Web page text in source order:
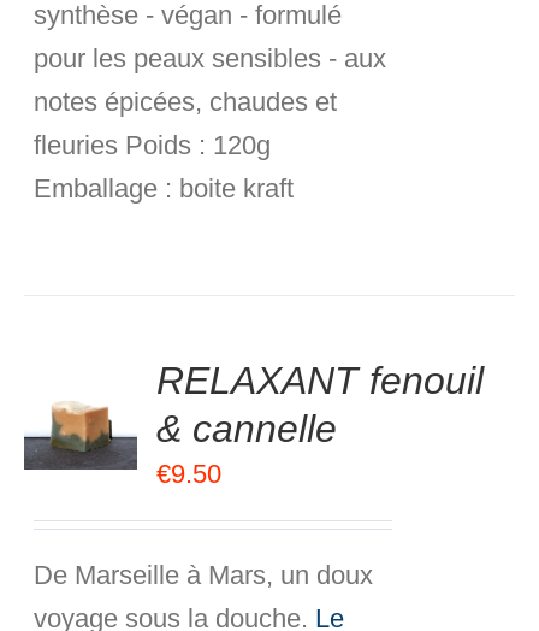
synthèse - végan - formulé
pour les peaux sensibles - aux
notes épicées, chaudes et
fleuries Poids : 120g
Emballage : boite kraft
RELAXANT fenouil
& cannelle
€9.50
De Marseille à Mars, un doux
voyage sous la douche. Le